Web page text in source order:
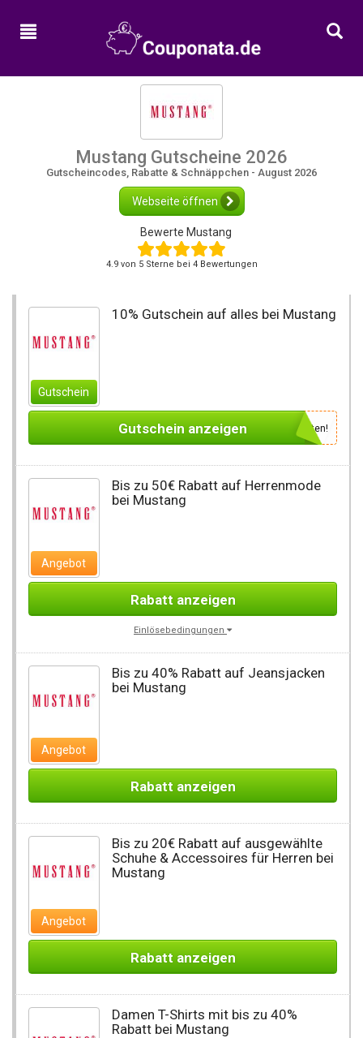
Mustang Gutscheine 2026
Gutscheincodes, Rabatte & Schnäppchen - August 2026
Webseite öffnen
Bewerte Mustang
4.9von 5Sterne bei 4 Bewertungen
Gutschein
10% Gutschein auf alles bei Mustang
Newsletter des Shops abonnieren, um den Gutscheincode zu erhalten!
Gutschein anzeigen
Angebot
Bis zu 50€ Rabatt auf Herrenmode
bei Mustang
Rabatt anzeigen
Einlösebedingungen
Angebot
Bis zu 40% Rabatt auf Jeansjacken
bei Mustang
Rabatt anzeigen
Angebot
Bis zu 20€ Rabatt auf ausgewählte
Schuhe & Accessoires für Herren bei
Mustang
Rabatt anzeigen
Damen T-Shirts mit bis zu 40%
Rabatt bei Mustang